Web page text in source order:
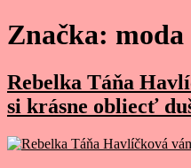
Značka: moda
Rebelka Táňa
si krásne obliecť